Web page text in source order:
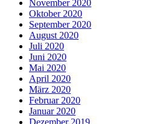
November 2020
Oktober 2020
September 2020
August 2020
Juli 2020
Juni 2020
Mai 2020
April 2020
März 2020
Februar 2020
Januar 2020
Dezember 2019